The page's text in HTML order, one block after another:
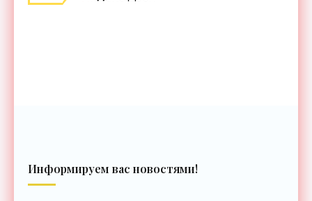
Информируем вас новостями!